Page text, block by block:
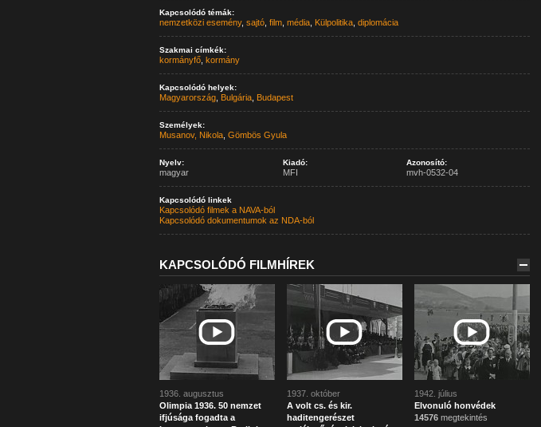
Kapcsolódó témák:
nemzetközi esemény, sajtó, film, média, Külpolitika, diplomácia
Szakmai címkék:
kormányfő, kormány
Kapcsolódó helyek:
Magyarország, Bulgária, Budapest
Személyek:
Musanov, Nikola, Gömbös Gyula
Nyelv:
magyar
Kiadó:
MFI
Azonosító:
mvh-0532-04
Kapcsolódó linkek
Kapcsolódó filmek a NAVA-ból
Kapcsolódó dokumentumok az NDA-ból
KAPCSOLÓDÓ FILMHÍREK
1936. augusztus
Olimpia 1936. 50 nemzet
ifjúsága fogadta a
1937. október
A volt cs. és kir.
haditengerészet
1942. július
Elvonuló honvédek
14576megtekintés